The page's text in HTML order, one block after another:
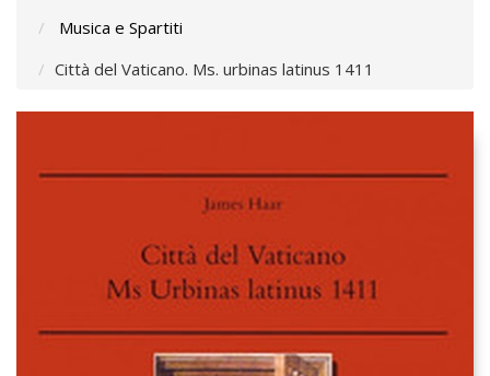
Musica e Spartiti
Città del Vaticano. Ms. urbinas latinus 1411